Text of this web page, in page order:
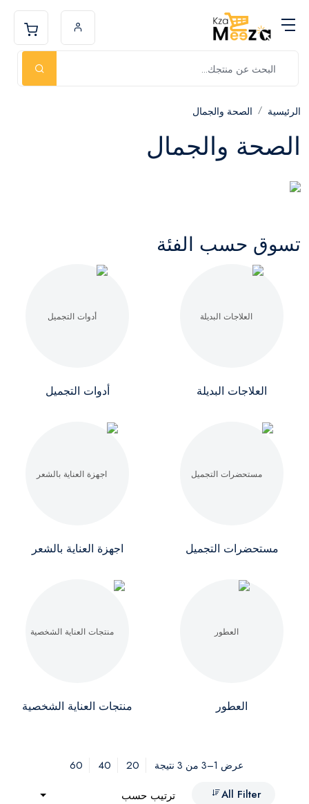
الرئيسية الصحة والجمال
الصحة والجمال
تسوق حسب الفئة
العلاجات البديلة أدوات التجميل
مستحضرات التجميل اجهزة العناية بالشعر
العطور منتجات العناية الشخصية
عرض 1–3 من 3 نتيجة 20
40
60
All Filter
ترتيب حسب